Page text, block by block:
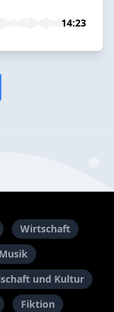
14:23
Wirtschaft
Musik
und Kultur
Fiktion